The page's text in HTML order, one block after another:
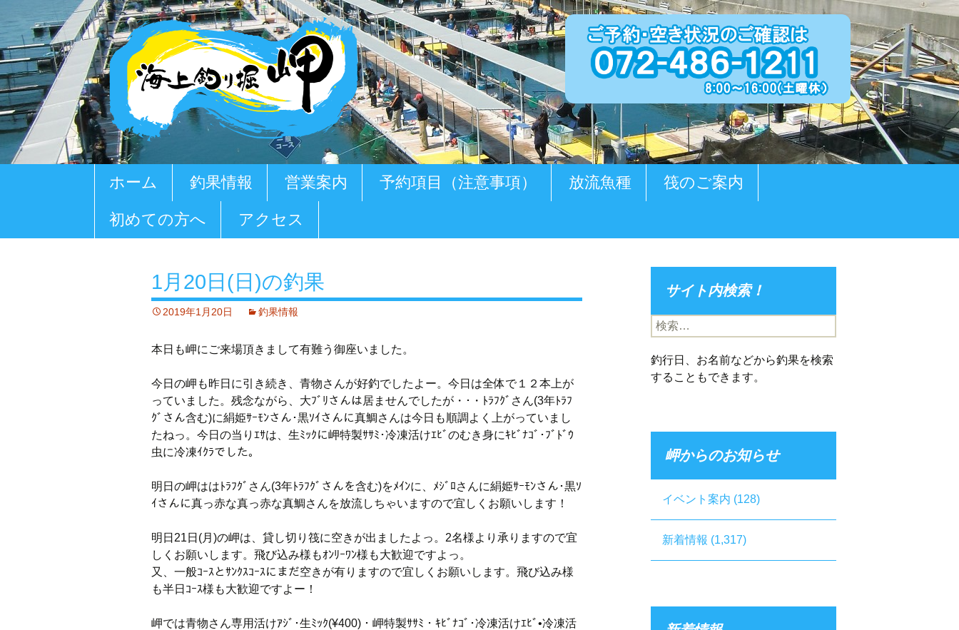
ツ
ホーム 釣果情報 営業案内 予約項目（注意事項） 放流魚種 筏のご案内
初めての方へ アクセス
1月20日(日)の釣果
2019年1月20日 釣果情報
本日も岬にご来場頂きまして有難う御座いました。
今日の岬も昨日に引き続き、青物さんが好釣でしたよー。今日は全体で１２本上が
っていました。残念ながら、大ﾌﾞﾘさんは居ませんでしたが・･・ﾄﾗﾌｸﾞさん(3年ﾄﾗﾌ
ｸﾞさん含む)に絹姫ｻｰﾓﾝさん･黒ｿｲさんに真鯛さんは今日も順調よく上がっていまし
たねっ。今日の当りｴｻは、生ﾐｯｸに岬特製ｻｻﾐ･冷凍活けｴﾋﾞのむき身にｷﾋﾞﾅｺﾞ･ﾌﾞﾄﾞｳ
虫に冷凍ｲｸﾗでした。
明日の岬ははﾄﾗﾌｸﾞさん(3年ﾄﾗﾌｸﾞさんを含む)をﾒｲﾝに、ﾒｼﾞﾛさんに絹姫ｻｰﾓﾝさん･黒ｿ
ｲさんに真っ赤な真っ赤な真鯛さんを放流しちゃいますので宜しくお願いします！
明日21日(月)の岬は、貸し切り筏に空きが出ましたよっ。2名様より承りますので宜
しくお願いします。飛び込み様もｵﾝﾘｰﾜﾝ様も大歓迎ですよっ。
又、一般ｺｰｽとｻﾝｸｽｺｰｽにまだ空きが有りますので宜しくお願いします。飛び込み様
も半日ｺｰｽ様も大歓迎ですよー！
岬では青物さん専用活けｱｼﾞ･生ﾐｯｸ(¥400)・岬特製ｻｻﾐ・ｷﾋﾞﾅｺﾞ･冷凍活けｴﾋﾞ•冷凍活
サイト内検索！
検
索:
釣行日、お名前などから釣果を検索
することもできます。
岬からのお知らせ
イベント案内 (128)
新着情報 (1,317)